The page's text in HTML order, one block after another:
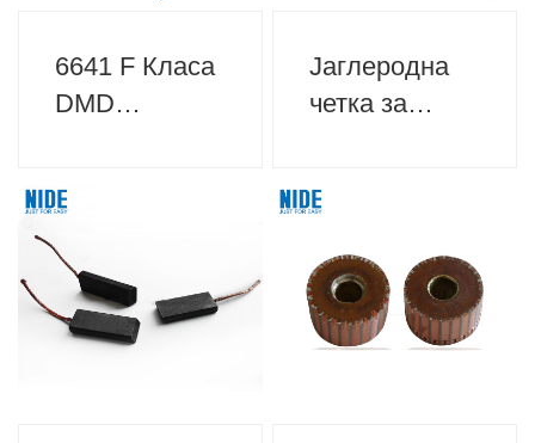
6641 F Класа
DMD
изолација на
моторот
Јаглеродна
четка за
шиење